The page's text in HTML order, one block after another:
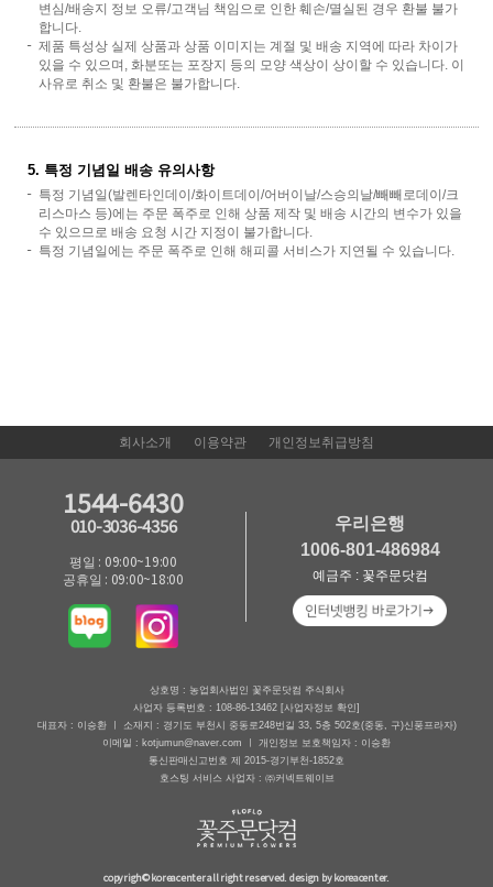
변심/배송지 정보 오류/고객님 책임으로 인한 훼손/멸실된 경우 환불 불가
합니다.
제품 특성상 실제 상품과 상품 이미지는 계절 및 배송 지역에 따라 차이가
있을 수 있으며, 화분또는 포장지 등의 모양 색상이 상이할 수 있습니다. 이
사유로 취소 및 환불은 불가합니다.
5. 특정 기념일 배송 유의사항
특정 기념일(발렌타인데이/화이트데이/어버이날/스승의날/빼빼로데이/크
리스마스 등)에는 주문 폭주로 인해 상품 제작 및 배송 시간의 변수가 있을
수 있으므로 배송 요청 시간 지정이 불가합니다.
특정 기념일에는 주문 폭주로 인해 해피콜 서비스가 지연될 수 있습니다.
회사소개 이용약관 개인정보취급방침
1544-6430
010-3036-4356
평일 : 09:00~19:00
공휴일 : 09:00~18:00
우리은행
1006-801-486984
예금주 : 꽃주문닷컴
상호명 : 농업회사법인 꽃주문닷컴 주식회사
사업자 등록번호 : 108-86-13462 [사업자정보 확인]
대표자 : 이승환 ㅣ 소재지 : 경기도 부천시 중동로248번길 33, 5층 502호(중동, 구)신풍프라자)
이메일 : kotjumun@naver.com ㅣ 개인정보 보호책임자 : 이승환
통신판매신고번호 제 2015-경기부천-1852호
호스팅 서비스 사업자 : ㈜커넥트웨이브
copyrigh© koreacenter all right reserved. design by koreacenter.